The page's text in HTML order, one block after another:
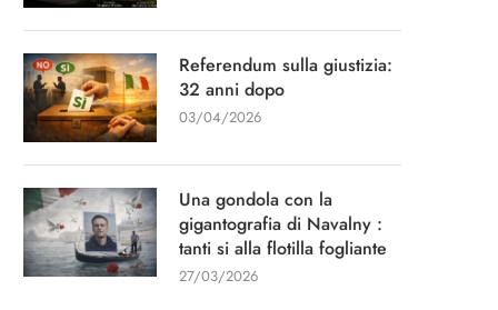
Referendum sulla giustizia:
32 anni dopo
03/04/2026
Una gondola con la
gigantografia di Navalny :
tanti si alla flotilla fogliante
27/03/2026